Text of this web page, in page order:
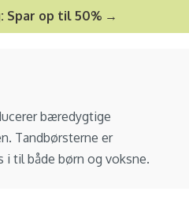
Spar op til 50% →
bæredygtige
Tandbørsterne er
til både børn og voksne.